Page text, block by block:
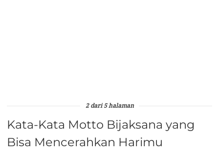
2 dari 5 halaman
Kata-Kata Motto Bijaksana yang
Bisa Mencerahkan Harimu